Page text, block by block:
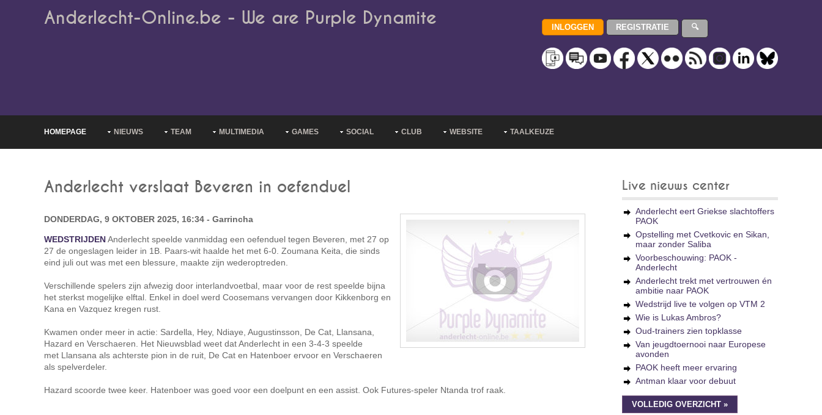
Anderlecht-Online.be - We are Purple Dynamite
HOMEPAGE NIEUWS TEAM MULTIMEDIA GAMES SOCIAL CLUB WEBSITE TAALKEUZE
Anderlecht verslaat Beveren in oefenduel
DONDERDAG, 9 OKTOBER 2025, 16:34 - Garrincha
WEDSTRIJDENAnderlecht speelde vanmiddag een oefenduel tegen Beveren, met 27 op
27 de ongeslagen leider in 1B. Paars-wit haalde het met 6-0. Zoumana Keita, die sinds
eind juli out was met een blessure, maakte zijn wederoptreden.
Verschillende spelers zijn afwezig door interlandvoetbal, maar voor de rest speelde bijna
het sterkst mogelijke elftal. Enkel in doel werd Coosemans vervangen door Kikkenborg en
Kana en Vazquez kregen rust.
Kwamen onder meer in actie: Sardella, Hey, Ndiaye, Augustinsson, De Cat, Llansana,
Hazard en Verschaeren. Het Nieuwsblad weet dat Anderlecht in een 3-4-3 speelde
met Llansana als achterste pion in de ruit, De Cat en Hatenboer ervoor en Verschaeren
als spelverdeler.
Hazard scoorde twee keer. Hatenboer was goed voor een doelpunt en een assist. Ook Futures-speler Ntanda trof raak.
Live nieuws center
Anderlecht eert Griekse slachtoffers
PAOK
Opstelling met Cvetkovic en Sikan,
maar zonder Saliba
Voorbeschouwing: PAOK -
Anderlecht
Anderlecht trekt met vertrouwen én
ambitie naar PAOK
Wedstrijd live te volgen op VTM 2
Wie is Lukas Ambros?
Oud-trainers zien topklasse
Van jeugdtoernooi naar Europese
avonden
PAOK heeft meer ervaring
Antman klaar voor debuut
VOLLEDIG OVERZICHT »